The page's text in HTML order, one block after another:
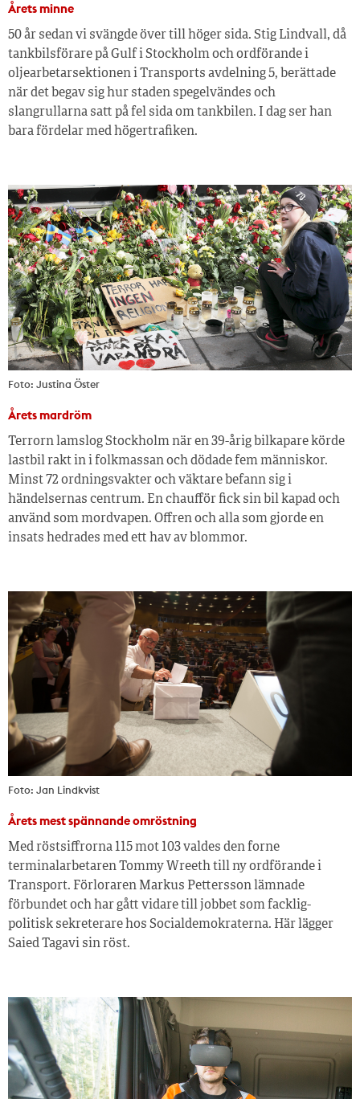
Årets minne
50 år sedan vi svängde över till höger sida. Stig Lindvall, då
tankbilsförare på Gulf i Stockholm och ordförande i
oljearbetarsektionen i Transports avdelning 5, berättade
när det begav sig hur staden spegelvändes och
slangrullarna satt på fel sida om tankbilen. I dag ser han
bara fördelar med högertrafiken.
Foto: Justina Öster
Årets mardröm
Terrorn lamslog Stockholm när en 39-årig bilkapare körde
lastbil rakt in i folkmassan och dödade fem människor.
Minst 72 ordningsvakter och väktare befann sig i
händelsernas centrum. En chaufför fick sin bil kapad och
använd som mordvapen. Offren och alla som gjorde en
insats hedrades med ett hav av blommor.
Foto: Jan Lindkvist
Årets mest spännande omröstning
Med röstsiffrorna 115 mot 103 valdes den forne
terminalarbetaren Tommy Wreeth till ny ordförande i
Transport. Förloraren Markus Pettersson lämnade
förbundet och har gått vidare till jobbet som facklig-
politisk sekreterare hos Socialdemokraterna. Här lägger
Saied Tagavi sin röst.